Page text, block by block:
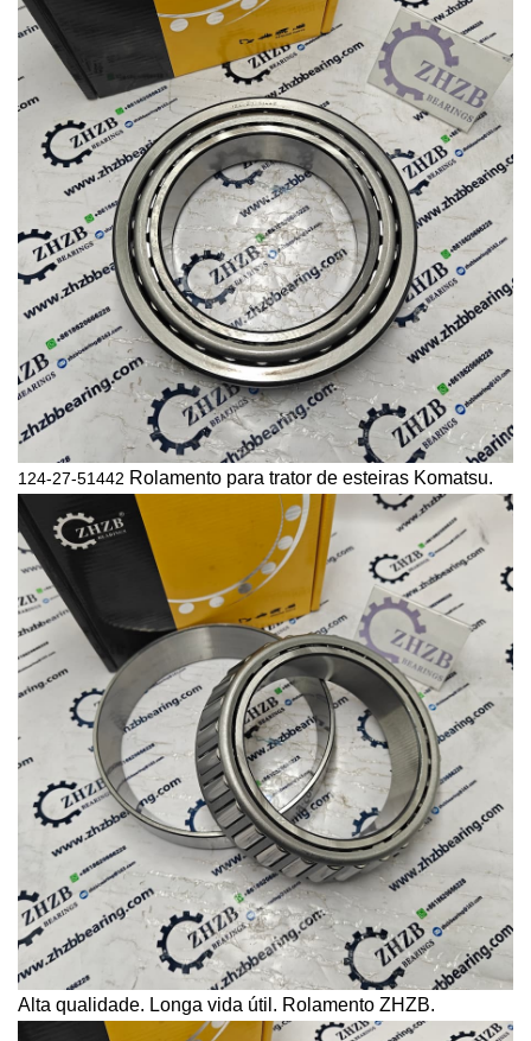
124-27-51442 Rolamento para trator de esteiras Komatsu.
Alta qualidade. Longa vida útil. Rolamento ZHZB.